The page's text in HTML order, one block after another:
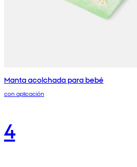
Manta acolchada para bebé
con aplicación
4